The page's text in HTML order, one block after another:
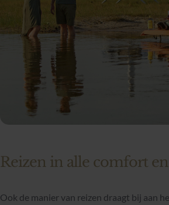
Reizen in alle comfort
Ook de manier van reizen draagt bij aan